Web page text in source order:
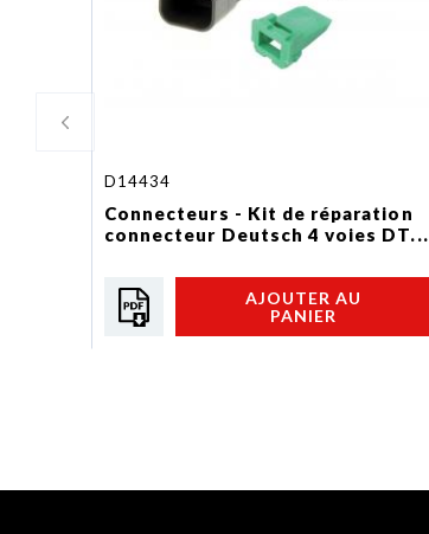
D14434
Connecteurs - Kit de réparation
connecteur Deutsch 4 voies DT...
AJOUTER AU
PANIER